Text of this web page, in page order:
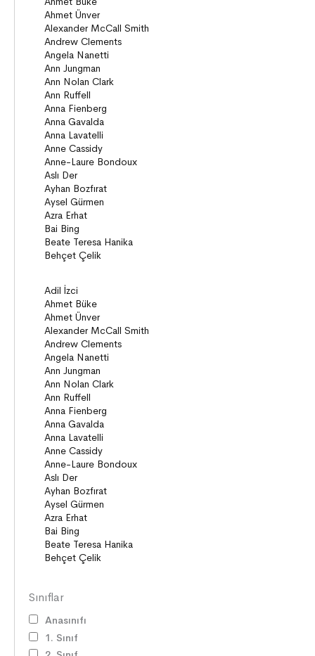
Deneme
Anlatı
Seçki
Köprü Kitaplar (10+)
Roman
Öyküler
Anlatı
ON8 (15+)
Roman
Diziler
Öyküler
Anlatı
Gizemli Maceralar Koleksiyonu
Diziler
Behiç Ak Yetişkin Kitapları
Öykü
Sınıflar
Anasınıfı
1. Sınıf